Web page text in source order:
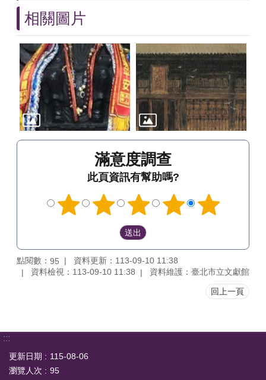
相關圖片
滿意度調查
此頁資訊有幫助嗎?
點閱數： 95
資料更新：113-09-10 11:38
資料檢視：113-09-10 11:38
資料維護：臺北市立文獻館
回上一頁
:::
更新日期
115-08-06
瀏覽人次
95